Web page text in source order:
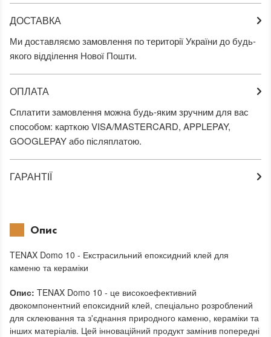
ДОСТАВКА
Ми доставляємо замовлення по території України до будь-
якого відділення Нової Пошти.
ОПЛАТА
Сплатити замовлення можна будь-яким зручним для вас
способом: карткою VISA/MASTERCARD, APPLEPAY,
GOOGLEPAY або післяплатою.
ГАРАНТІЇ
Опис
TENAX Domo 10 - Екстрасильний епоксидний клей для
каменю та кераміки
Опис: TENAX Domo 10 - це високоефективний
двокомпонентний епоксидний клей, спеціально розроблений
для склеювання та з'єднання природного каменю, кераміки та
інших матеріалів. Цей інноваційний продукт замінив попередні